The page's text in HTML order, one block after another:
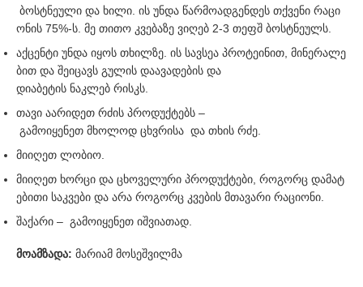
ბოსტნეული და ხილი. ის უნდა წარმოადგენდეს თქვენი რაცი
ონის 75%-ს. მე თითო კვებაზე ვიღებ 2-3 თეფშ ბოსტნეულს.
აქცენტი უნდა იყოს თხილზე. ის სავსეა პროტეინით, მინერალე
ბით და შეიცავს გულის დაავადების და
დიაბეტის ნაკლებ რისკს.
თავი აარიდეთ რძის პროდუქტებს –
გამოიყენეთ მხოლოდ ცხვრისა და თხის რძე.
მიიღეთ ლობიო.
მიიღეთ ხორცი და ცხოველური პროდუქტები, როგორც დამატ
ებითი საკვები და არა როგორც კვების მთავარი რაციონი.
შაქარი – გამოიყენეთ იშვიათად.
მოამზადა: მარიამ მოსეშვილმა